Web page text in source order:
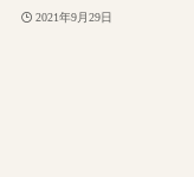
2021年9月29日